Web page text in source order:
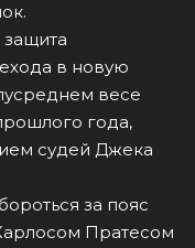
в новую
весе
года,
судей Джека
за пояс
Пратесом